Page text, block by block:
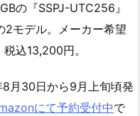
の『SSPJ-UTC256』
2モデル。メーカー希望
込13,200円。
8月30日から9月上旬頃発
にて予約受付中で